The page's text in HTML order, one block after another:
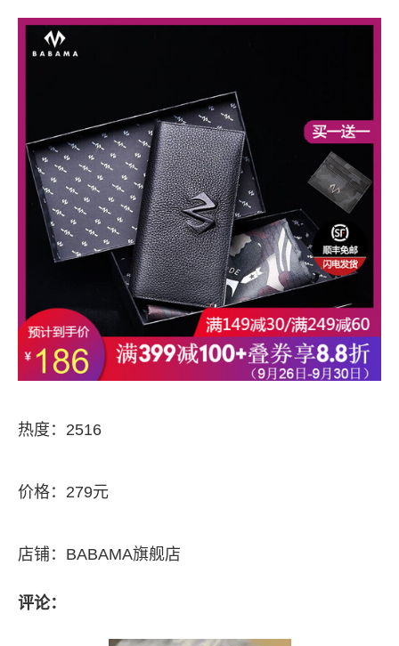
热度：2516
价格：279元
店铺：BABAMA旗舰店
评论：